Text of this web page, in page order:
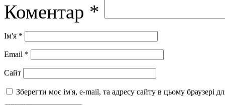
Коментар *
Ім'я *
Email *
Сайт
Зберегти моє ім'я, e-mail, та адресу сайту в цьому браузері